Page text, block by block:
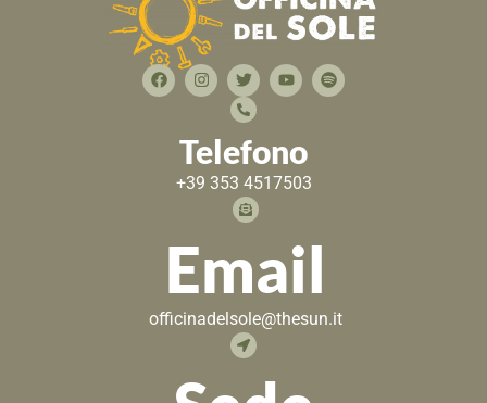
Telefono
+39 353 4517503
Email
officinadelsole@thesun.it